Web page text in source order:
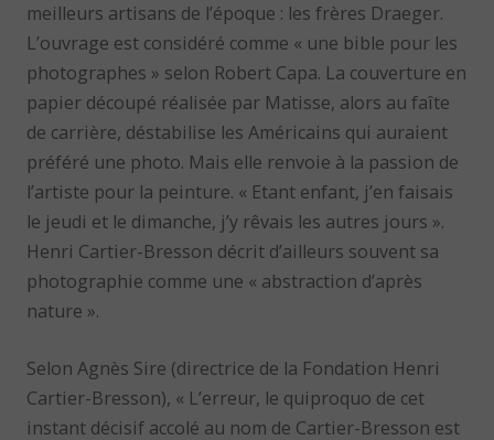
meilleurs artisans de l’époque : les frères Draeger.
L’ouvrage est considéré comme « une bible pour les
photographes » selon Robert Capa. La couverture en
papier découpé réalisée par Matisse, alors au faîte
de carrière, déstabilise les Américains qui auraient
préféré une photo. Mais elle renvoie à la passion de
l’artiste pour la peinture. « Etant enfant, j’en faisais
le jeudi et le dimanche, j’y rêvais les autres jours ».
Henri Cartier-Bresson décrit d’ailleurs souvent sa
photographie comme une « abstraction d’après
nature ».
Selon Agnès Sire (directrice de la Fondation Henri
Cartier-Bresson), « L’erreur, le quiproquo de cet
instant décisif accolé au nom de Cartier-Bresson est